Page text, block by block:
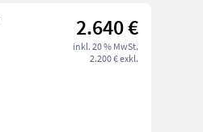
2.640 €
inkl. 20 % MwSt.
2.200 € exkl.